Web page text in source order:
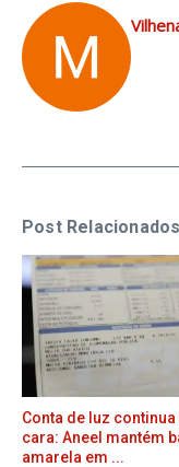
Post Relacionados
Conta de luz
cara: Aneel mantém
amarela em ...